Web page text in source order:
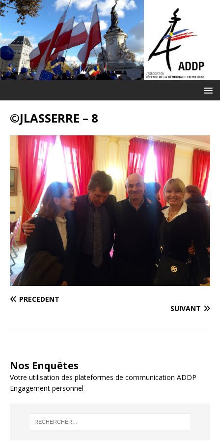
©JLASSERRE – 8
PRÉCÉDENT
SUIVANT
Nos Enquêtes
Votre utilisation des plateformes de communication ADDP
Engagement personnel